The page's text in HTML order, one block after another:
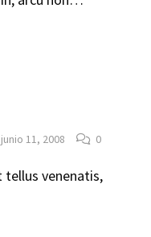
junio 11, 2008 0
venenatis,